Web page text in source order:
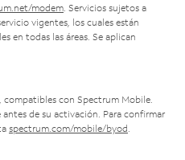
modem . Servicios sujetos a
vigentes, los cuales están
en todas las áreas. Se aplican
con Spectrum Mobile.
de su activación. Para confirmar
spectrum.com/mobile/byod